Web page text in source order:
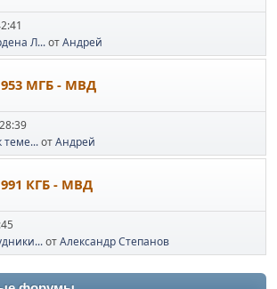
Л...отАндрей
МГБ - МВД
теме...отАндрей
КГБ - МВД
отАлександр Степанов